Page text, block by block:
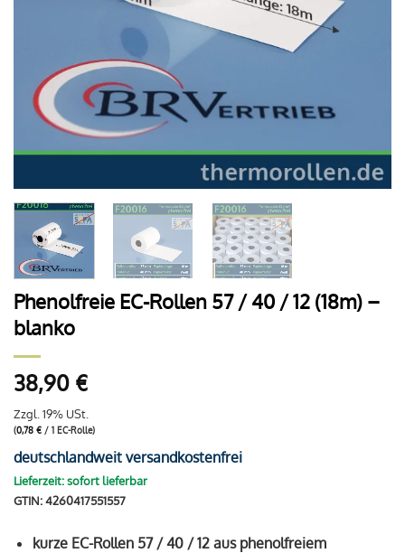
Phenolfreie EC-Rollen 57 / 40 / 12 (18m) –
blanko
38,90 €
Zzgl. 19% USt.
(0,78 € / 1 EC-Rolle)
deutschlandweit versandkostenfrei
Lieferzeit: sofort lieferbar
GTIN: 4260417551557
kurze EC-Rollen 57 / 40 / 12 aus phenolfreiem